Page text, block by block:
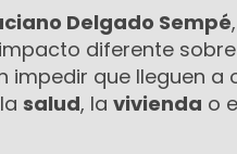
Delgado Sempé
diferente
impedir que lleguen a
salud, la vivienda o